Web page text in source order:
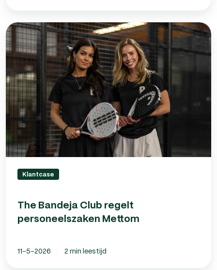
The
Bandeja
Club
regelt
personeelszaken
Mettom
Klantcase
The Bandeja Club regelt
personeelszaken Mettom
11-5-2026 2 min leestijd